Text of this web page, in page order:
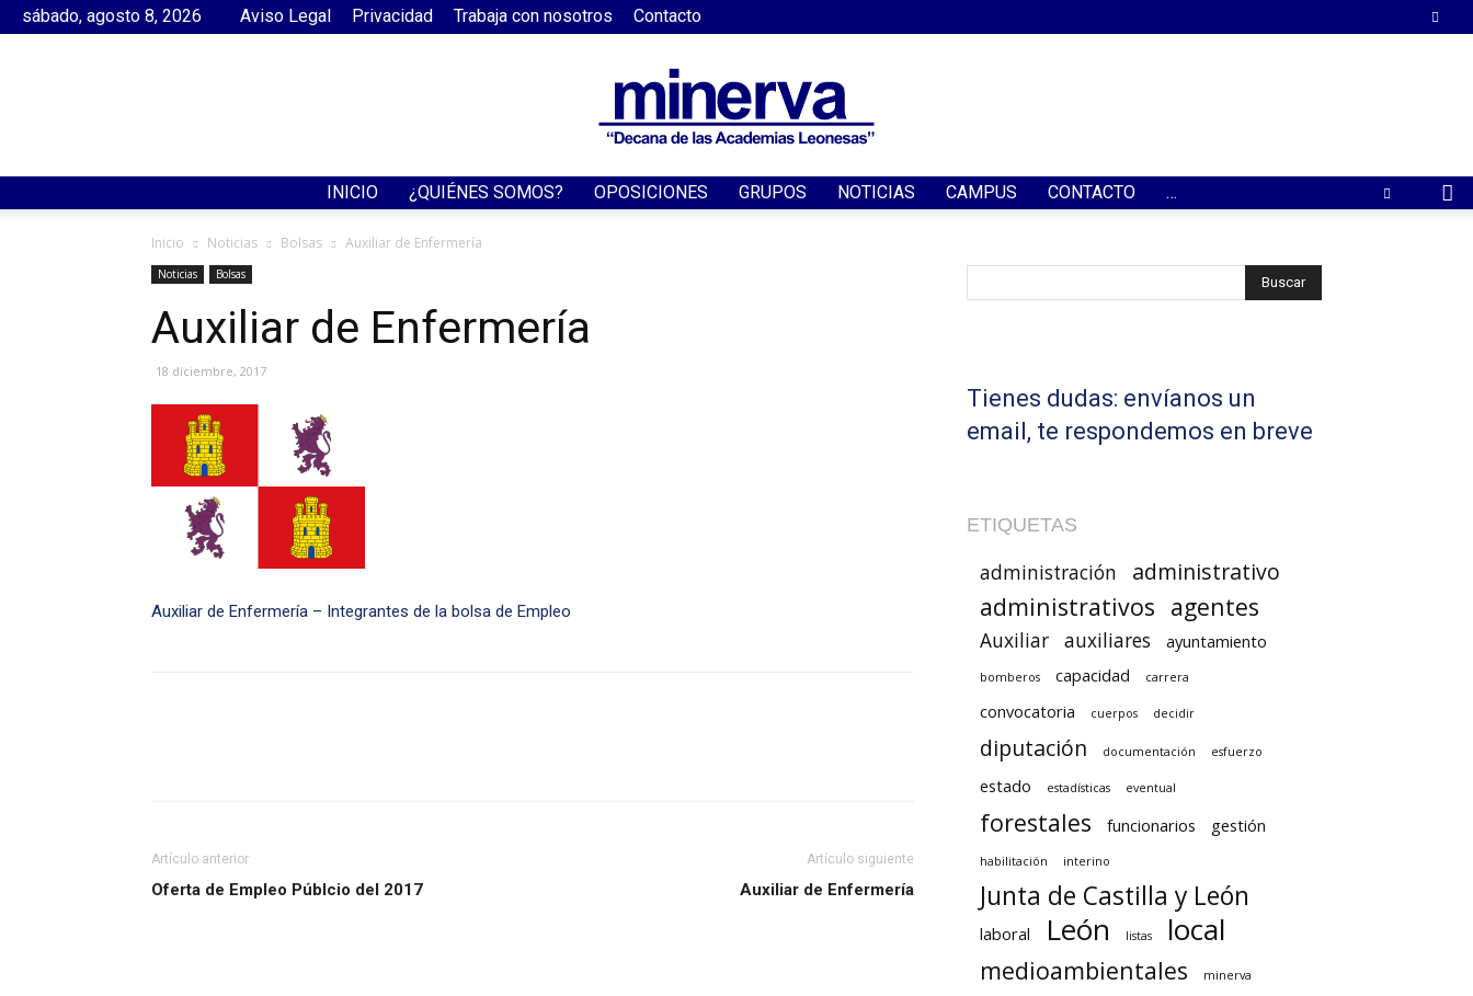
sábado, agosto 8, 2026 Aviso Legal Privacidad Trabaja con nosotros Contacto
INICIO ¿QUIÉNES SOMOS? OPOSICIONES GRUPOS NOTICIAS CAMPUS CONTACTO …
Inicio Noticias Bolsas Auxiliar de Enfermería
Noticias Bolsas
Auxiliar de Enfermería
18 diciembre, 2017
Auxiliar de Enfermería – Integrantes de la bolsa de Empleo
Artículo anterior
Oferta de Empleo Públcio del 2017
Artículo siguiente
Auxiliar de Enfermería
Tienes dudas: envíanos un
email, te respondemos en breve
ETIQUETAS
administración administrativo
administrativos agentes
Auxiliar auxiliares ayuntamiento
bomberos capacidad carrera
convocatoria cuerpos decidir
diputación documentación esfuerzo
estado estadísticas eventual
forestales funcionarios gestión
habilitación interino
Junta de Castilla y León
laboral León listas local
medioambientales minerva